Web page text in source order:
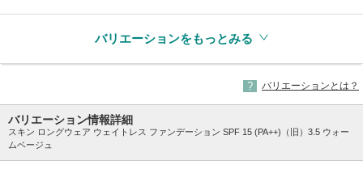
バリエーションをもっとみる
バリエーションとは？
バリエーション情報詳細
スキン ロングウェア ウェイトレス ファンデーション SPF 15 (PA++)（旧）3.5 ウォー
ムベージュ